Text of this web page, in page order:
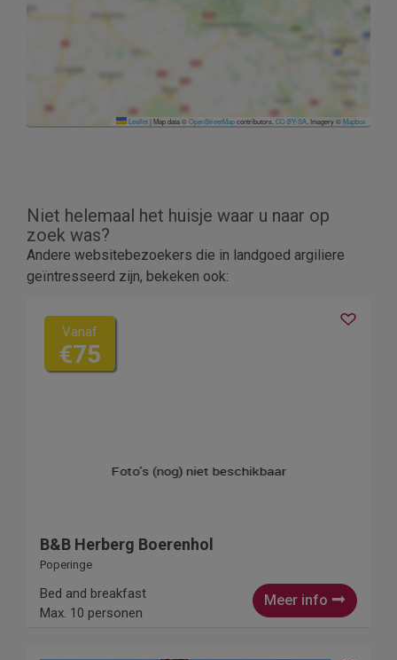
Leaflet| Map data ©OpenStreetMapcontributors,CC-BY-SA, Imagery ©Mapbox
Niet helemaal het huisje waar u naar op
zoek was?
Andere websitebezoekers die in landgoed argiliere
geïntresseerd zijn, bekeken ook:
Vanaf
€75
B&B Herberg Boerenhol
Poperinge
Meer info
Bed and breakfast
Max. 10 personen